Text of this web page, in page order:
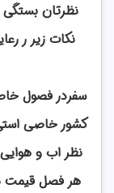
نظرتان بستگی
نکات زیر ر
سفردر فصول
کشور خاصی
نظر اب و
هر فصل قیمت